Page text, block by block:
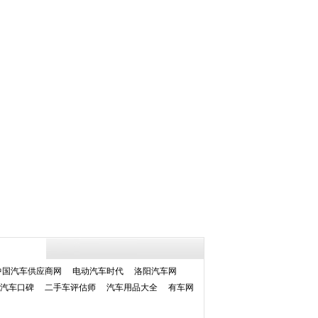
国汽车供应商网 电动汽车时代
洛阳汽车网
汽车口碑 二手车评估师 汽车用品大全
有车网